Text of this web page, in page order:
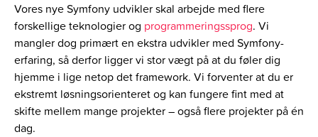
Vores nye Symfony udvikler skal arbejde med flere
forskellige teknologier og programmeringssprog. Vi
mangler dog primært en ekstra udvikler med Symfony-
erfaring, så derfor ligger vi stor vægt på at du føler dig
hjemme i lige netop det framework. Vi forventer at du er
ekstremt løsningsorienteret og kan fungere fint med at
skifte mellem mange projekter – også flere projekter på én
dag.